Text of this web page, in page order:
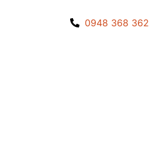
0948 368 362